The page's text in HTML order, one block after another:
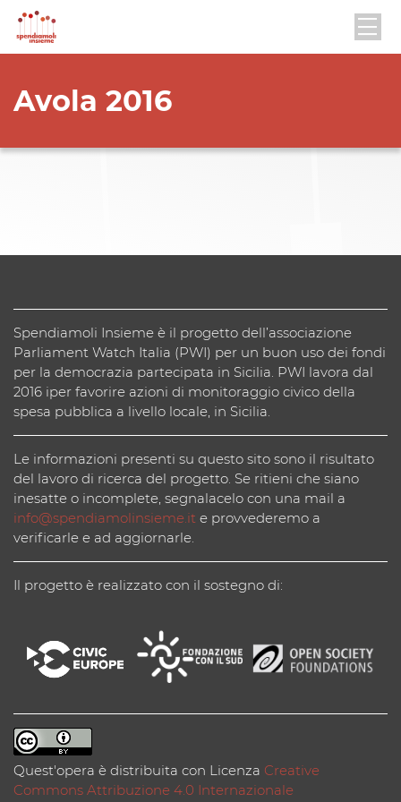
Avola 2016
Spendiamoli Insieme è il progetto dell’associazione
Parliament Watch Italia (PWI) per un buon uso dei fondi
per la democrazia partecipata in Sicilia. PWI lavora dal
2016 iper favorire azioni di monitoraggio civico della
spesa pubblica a livello locale, in Sicilia.
Le informazioni presenti su questo sito sono il risultato
del lavoro di ricerca del progetto. Se ritieni che siano
inesatte o incomplete, segnalacelo con una mail a
info@spendiamolinsieme.it e provvederemo a
verificarle e ad aggiornarle.
Il progetto è realizzato con il sostegno di:
Quest'opera è distribuita con Licenza Creative
Commons Attribuzione 4.0 Internazionale